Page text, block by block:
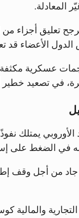
المعادلة.
تعليق أجزاء من
الأعضاء قد
هجمات عسكرية
في تصعيد خطير
يمتلك
في الضغط على
من أجل وقف
والمالية